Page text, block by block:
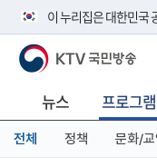
이 누리집은 대한민국
공식 누리집 주소 확인
니다.
이밖에 or.kr 또는 .kr등
서 도메인 주소를 확인해
KTV 국민방송
뉴스 프로그램
전체 정책 문화/